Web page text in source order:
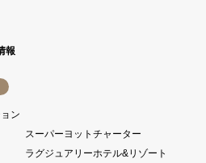
報
ン
スーパーヨットチャーター
ラグジュアリーホテル&リゾート